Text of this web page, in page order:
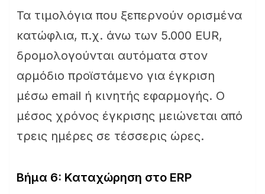
Τα τιμολόγια που ξεπερνούν ορισμένα
κατώφλια, π.χ. άνω των 5.000 EUR,
δρομολογούνται αυτόματα στον
αρμόδιο προϊστάμενο για έγκριση
μέσω email ή κινητής εφαρμογής. Ο
μέσος χρόνος έγκρισης μειώνεται από
τρεις ημέρες σε τέσσερις ώρες.
Βήμα 6: Καταχώρηση στο ERP